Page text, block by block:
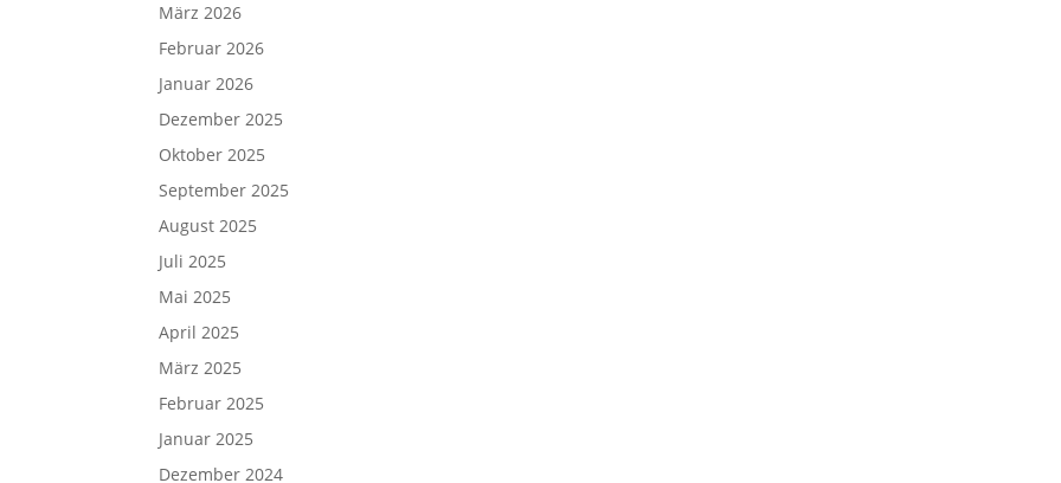
März 2026
Februar 2026
Januar 2026
Dezember 2025
Oktober 2025
September 2025
August 2025
Juli 2025
Mai 2025
April 2025
März 2025
Februar 2025
Januar 2025
Dezember 2024